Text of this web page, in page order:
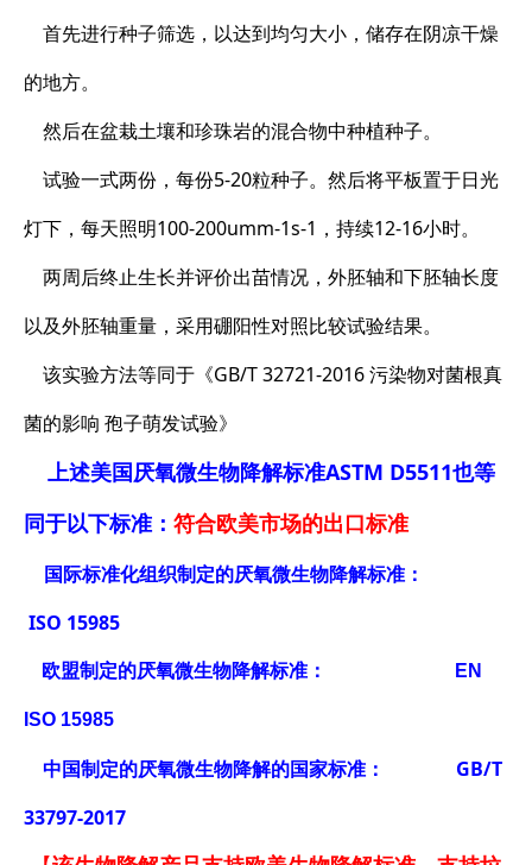
首先进行种子筛选，以达到均匀大小，储存在阴凉干燥
的地方。
然后在盆栽土壤和珍珠岩的混合物中种植种子。
试验一式两份，每份5-20粒种子。然后将平板置于日光
灯下，每天照明100-200umm-1s-1，持续12-16小时。
两周后终止生长并评价出苗情况，外胚轴和下胚轴长度
以及外胚轴重量，采用硼阳性对照比较试验结果。
该实验方法等同于《GB/T 32721-2016 污染物对菌根真
菌的影响 孢子萌发试验》
上述美国厌氧微生物降解标准ASTM D5511也等
同于以下标准： 符合欧美市场的出口标准
国际标准化组织制定的厌氧微生物降解标准：
ISO 15985
欧盟制定的厌氧微生物降解标准： EN
ISO 15985
中国制定的厌氧微生物降解的国家标准： GB/T
33797-2017